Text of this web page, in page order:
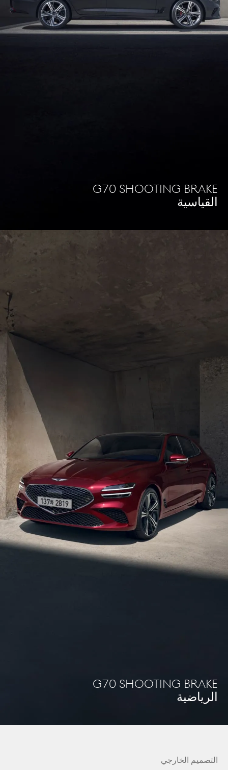
G70 Shooting brake
القياسية
G70 Shooting brake
الرياضية
التصميم الخارجي